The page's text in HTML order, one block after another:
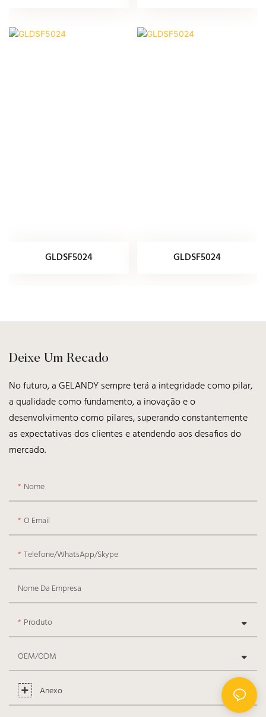
GLDSF5024 GLDSF5024
Deixe Um Recado
No futuro, a GELANDY sempre terá a integridade como pilar,
a qualidade como fundamento, a inovação e o
desenvolvimento como pilares, superando constantemente
as expectativas dos clientes e atendendo aos desafios do
mercado.
Nome
O Email
Telefone/WhatsApp/Skype
Nome Da Empresa
Produto
OEM/ODM
Anexo